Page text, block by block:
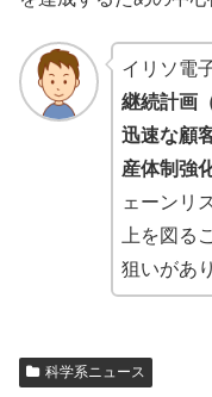
イリソ電
継続計画
迅速な顧
産体制強
ェーンリ
上を図る
狙いがあ
科学系ニュース